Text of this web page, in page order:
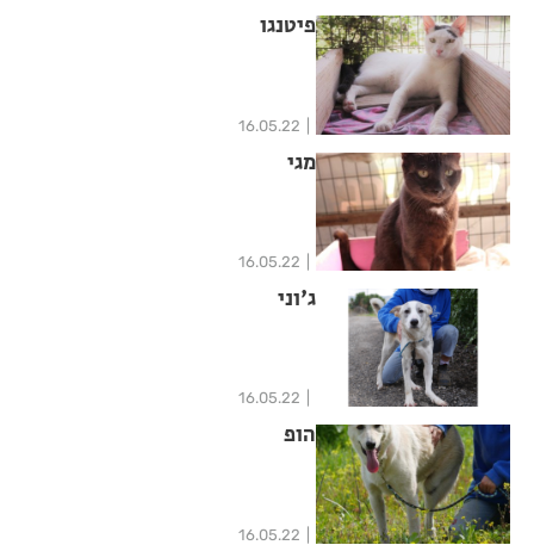
פיטנגו
16.05.22
מגי
16.05.22
ג'וני
16.05.22
הופ
16.05.22